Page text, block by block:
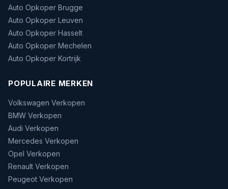
Auto Opkoper Brugge
Auto Opkoper Leuven
Auto Opkoper Hasselt
Auto Opkoper Mechelen
Auto Opkoper Kortrijk
POPULAIRE MERKEN
Volkswagen Verkopen
BMW Verkopen
Audi Verkopen
Mercedes Verkopen
Opel Verkopen
Renault Verkopen
Peugeot Verkopen